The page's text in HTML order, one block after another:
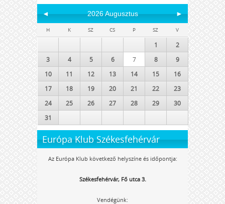
◄ 2026 Augusztus ►
H K SZ CS P SZ V
1
2
3
4 5 6 7 8
9
10
11 12 13 14 15
16
17
18 19 20 21 22
23
24
25 26 27 28 29
30
31
Európa Klub Székesfehérvár
Az Európa Klub következő helyszíne és időpontja:
Székesfehérvár, Fő utca 3.
Vendégünk: